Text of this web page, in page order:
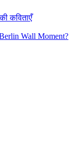
कविताएँ
Wall Moment?